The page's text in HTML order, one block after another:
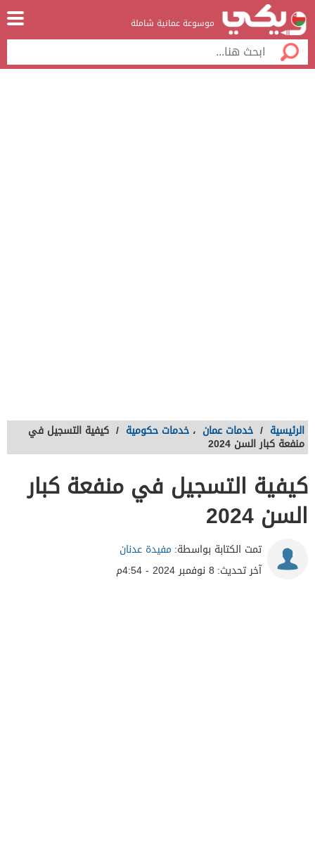
موسوعة عمانية شاملة
الرئيسية / خدمات عمان ، خدمات حكومية / كيفية التسجيل في
منفعة كبار السن 2024
كيفية التسجيل في منفعة كبار
السن 2024
تمت الكتابة بواسطة: مفيدة عدنان
آخر تحديث: 8 نوفمبر 2024 - 4:54م